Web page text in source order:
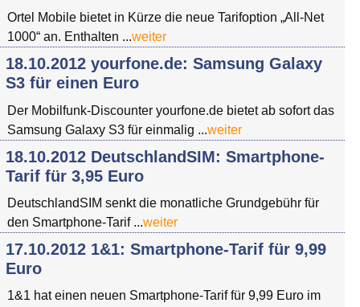
Ortel Mobile bietet in Kürze die neue Tarifoption „All-Net
1000“ an. Enthalten ...weiter
18.10.2012 yourfone.de: Samsung Galaxy
S3 für einen Euro
Der Mobilfunk-Discounter yourfone.de bietet ab sofort das
Samsung Galaxy S3 für einmalig ...weiter
18.10.2012 DeutschlandSIM: Smartphone-
Tarif für 3,95 Euro
DeutschlandSIM senkt die monatliche Grundgebühr für
den Smartphone-Tarif ...weiter
17.10.2012 1&1: Smartphone-Tarif für 9,99
Euro
1&1 hat einen neuen Smartphone-Tarif für 9,99 Euro im